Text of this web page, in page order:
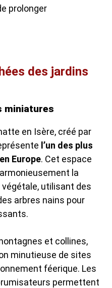
prolonger
des jardins
miniatures
en Isère, créé par
l’un des plus
Europe. Cet espace
la
utilisant des
arbres nains pour
et collines,
minutieuse de sites
féerique. Les
permettent